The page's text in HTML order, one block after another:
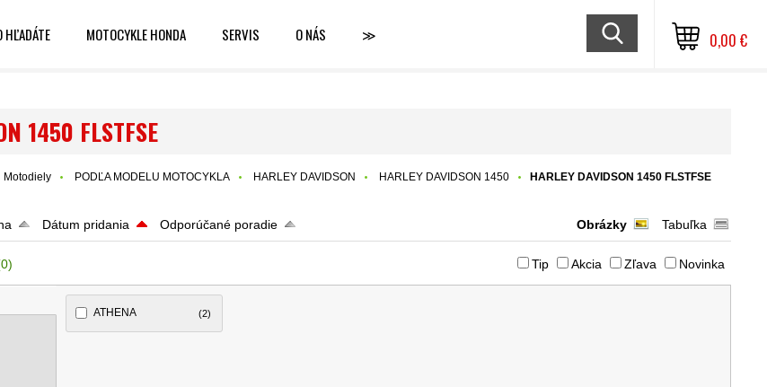
HĽADÁTE MOTOCYKLE HONDA SERVIS O NÁS ≫ 0,00 €
1450 FLSTFSE
Motodiely PODĽA MODELU MOTOCYKLA HARLEY DAVIDSON HARLEY DAVIDSON 1450 HARLEY DAVIDSON 1450 FLSTFSE
Dátum pridania Odporúčané poradie Obrázky Tabuľka
Tip Akcia Zľava Novinka
ATHENA (2)